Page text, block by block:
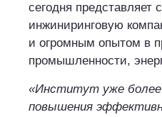
сегодня
инжиниринговую
и огромным опытом в
промышленности,
«Институт уже более
повышения